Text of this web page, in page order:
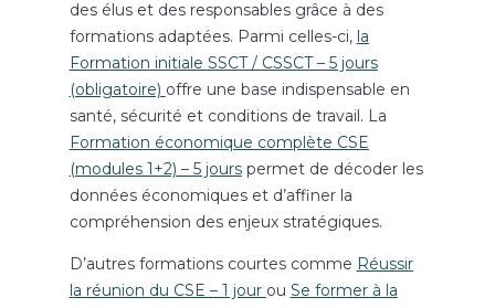
des élus et des responsables grâce à des
formations adaptées. Parmi celles-ci, la
Formation initiale SSCT / CSSCT – 5 jours
(obligatoire) offre une base indispensable en
santé, sécurité et conditions de travail. La
Formation économique complète CSE
(modules 1+2) – 5 jourspermet de décoder les
données économiques et d’affiner la
compréhension des enjeux stratégiques.
D’autres formations courtes comme Réussir
la réunion du CSE – 1 jour ou Se former à la